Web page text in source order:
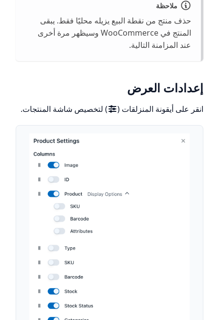
ملاحظة
حذف منتج من نقطة البيع يزيله محليًا فقط. يبقى
المنتج في WooCommerce وسيظهر مرة أخرى
عند المزامنة التالية.
إعدادات العرض
انقر على أيقونة المنزلقات ( ) لتخصيص شاشة المنتجات.